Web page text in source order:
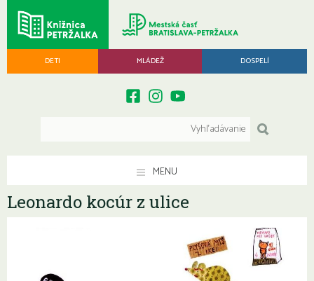
DETI MLÁDEŽ DOSPELÍ
MENU
Leonardo kocúr z ulice